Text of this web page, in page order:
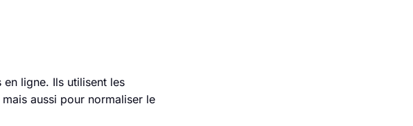
ligne. Ils utilisent les
aussi pour normaliser le